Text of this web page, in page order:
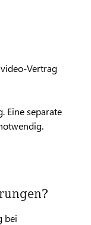
Vertrag
Eine separate
bei